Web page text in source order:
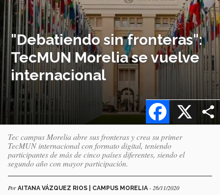
"Debatiendo sin fronteras":
TecMUN Morelia se vuelve
internacional
X
Facebook
Tec campus Morelia abre sus fronteras y crea su primer
TecMUN internacional con formato digital, teniendo
participantes de más de cinco países diferentes, siendo el
segundo año con mayor participación.
Por AITANA VÁZQUEZ RIOS | CAMPUS MORELIA - 26/11/2020